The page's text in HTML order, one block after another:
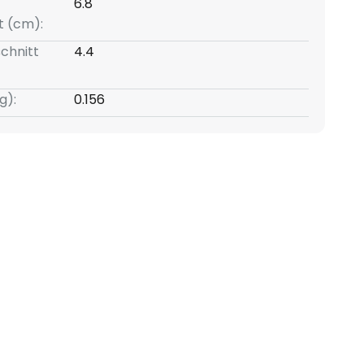
(cm):
4.4
0.156